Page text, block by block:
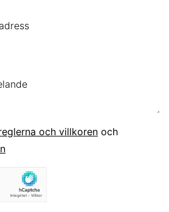
och villkoren och